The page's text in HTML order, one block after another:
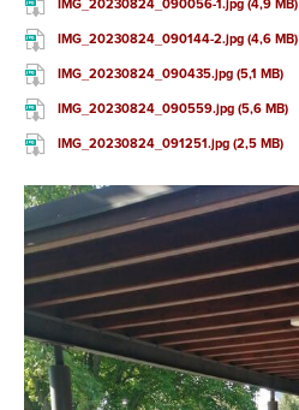
IMG_20230824_090056-1.jpg (4,9 MB)
IMG_20230824_090144-2.jpg (4,6 MB)
IMG_20230824_090435.jpg (5,1 MB)
IMG_20230824_090559.jpg (5,6 MB)
IMG_20230824_091251.jpg (2,5 MB)